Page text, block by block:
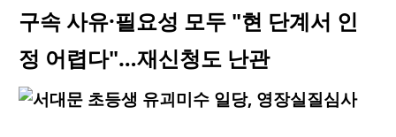
구속 사유·필요성 모두 "현 단계서 인
정 어렵다"…재신청도 난관